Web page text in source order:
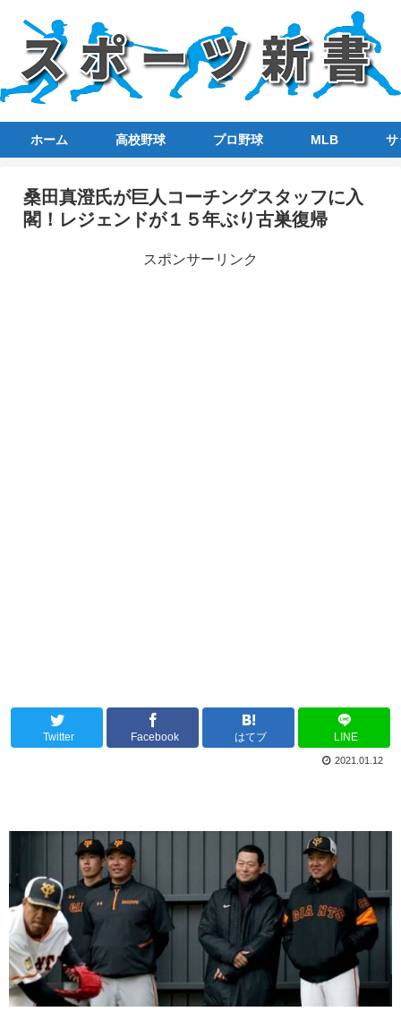
ホーム 高校野球 プロ野球 MLB サ
桑田真澄氏が巨人コーチングスタッフに入
閣！レジェンドが１５年ぶり古巣復帰
スポンサーリンク
Twitter Facebook はてブ LINE
2021.01.12